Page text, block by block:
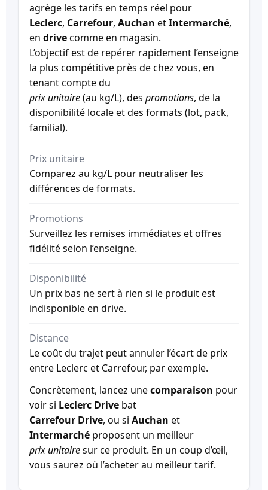
agrège les tarifs en temps réel pour
Leclerc, Carrefour, Auchan etIntermarché,
en drivecomme en magasin.
L’objectif est de repérer rapidement l’enseigne
la plus compétitive près de chez vous, en
tenant compte du
prix unitaire(au kg/L), des promotions, de la
disponibilité locale et des formats (lot, pack,
familial).
Prix unitaire
Comparez au kg/L pour neutraliser les
différences de formats.
Promotions
Surveillez les remises immédiates et offres
fidélité selon l’enseigne.
Disponibilité
Un prix bas ne sert à rien si le produit est
indisponible en drive.
Distance
Le coût du trajet peut annuler l’écart de prix
entre Leclerc et Carrefour, par exemple.
Concrètement, lancez unecomparaison pour
voir si Leclerc Drive bat
Carrefour Drive, ou si Auchan et
Intermarché proposent un meilleur
prix unitairesur ce produit. En un coup d’œil,
vous saurez où l’acheter au meilleur tarif.